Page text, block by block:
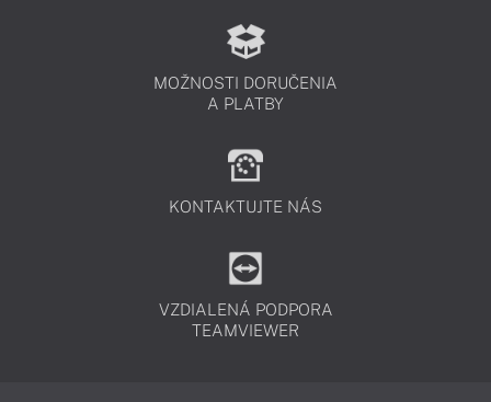
MOŽNOSTI DORUČENIA
A PLATBY
KONTAKTUJTE NÁS
VZDIALENÁ PODPORA
TEAMVIEWER